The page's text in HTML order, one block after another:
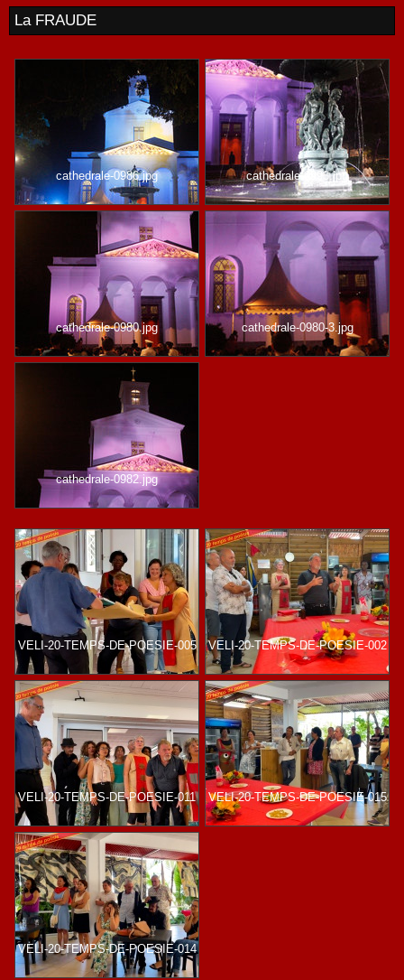
La FRAUDE
cathedrale-0986.jpg cathedrale-0993.jpg
cathedrale-0980.jpg cathedrale-0980-3.jpg
cathedrale-0982.jpg
VELI-20-TEMPS-DE-POESIE-005 VELI-20-TEMPS-DE-POESIE-002
VELI-20-TEMPS-DE-POESIE-011 VELI-20-TEMPS-DE-POESIE-015
VELI-20-TEMPS-DE-POESIE-014